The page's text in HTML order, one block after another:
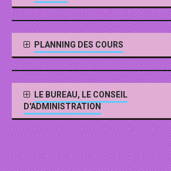
PLANNING DES COURS
LE BUREAU, LE CONSEIL
D'ADMINISTRATION